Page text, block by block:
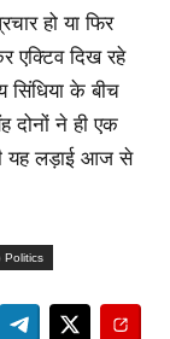
हो या फिर
एक्टिव दिख रहे
सिंधिया के बीच
दोनों ने ही एक
यह लड़ाई आज से
Politics